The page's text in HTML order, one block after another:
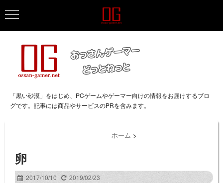
「黒い砂漠」をはじめ、PCゲームやゲーマー向けの情報をお届けするブロ
グです。記事には商品やサービスのPRを含みます。
ホーム >
卵
2017/10/10 2019/02/23